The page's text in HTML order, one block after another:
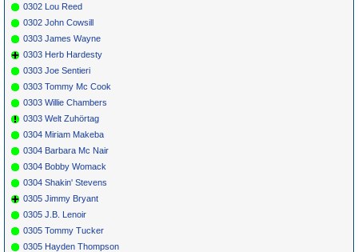
0302 Lou Reed
0302 John Cowsill
0303 James Wayne
0303 Herb Hardesty
0303 Joe Sentieri
0303 Tommy Mc Cook
0303 Willie Chambers
0303 Welt Zuhörtag
0304 Miriam Makeba
0304 Barbara Mc Nair
0304 Bobby Womack
0304 Shakin' Stevens
0305 Jimmy Bryant
0305 J.B. Lenoir
0305 Tommy Tucker
0305 Hayden Thompson